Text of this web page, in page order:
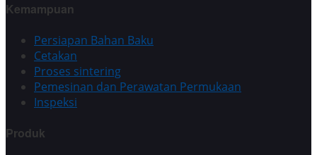
Kemampuan
Persiapan Bahan Baku
Cetakan
Proses sintering
Pemesinan dan Perawatan Permukaan
Inspeksi
Produk